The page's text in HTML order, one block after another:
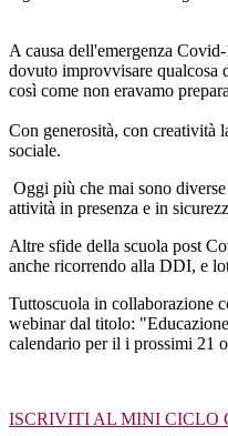
A causa dell'emergenza
dovuto improvvisare qualcosa
così come non eravamo
Con generosità, con creatività
sociale.
Oggi più che mai sono
attività in presenza e in
Altre sfide della scuola post
anche ricorrendo alla DDI, e
Tuttoscuola in collaborazione
webinar dal titolo:
calendario per il i prossimi 21
ISCRIVITI AL MINI CICLO